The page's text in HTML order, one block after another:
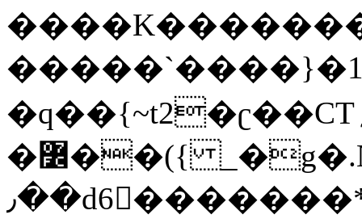
�q��{~t2�ʗ��CT؍���������{�~}ur����u�}o����(�:�j���=����{�۝Vo�An��J^��������M\M�'{{l�i
�߼��({ _�g�.Nfӻg����f7z91o^��̤^�>��2�`�:|#dk�{>�>>&�tsw�Nwo�?
٫��d6򆧇�������*��[|^]oo���NW~zz>�X&�u�=K?